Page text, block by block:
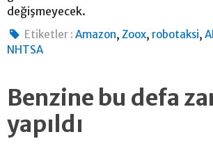
değişmeyecek.
Etiketler : Amazon,Zoox, robotaksi,
NHTSA
Benzine bu defa
yapıldı